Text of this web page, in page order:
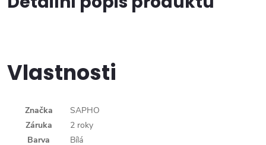
Vlastnosti
Značka
SAPHO
Záruka
2 roky
Barva
Bílá